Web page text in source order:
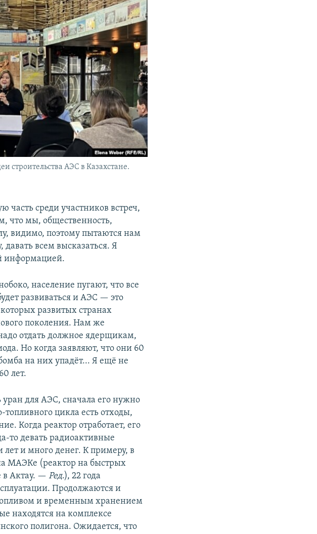
строительства АЭС в Казахстане.
часть среди участников встреч,
что мы, общественность,
видимо, поэтому пытаются нам
всем высказаться. Я
информацией.
население пугают, что все
развиваться и АЭС — это
развитых странах
поколения. Нам же
отдать должное ядерщикам,
Но когда заявляют, что они 60
на них упадёт... Я ещё не
лет.
уран для АЭС, сначала его нужно
цикла есть отходы,
Когда реактор отработает, его
то девать радиоактивные
лет и много денег. К примеру, в
МАЭКе (реактор на быстрых
в Актау. —Ред.), 22 года
Продолжаются и
и временным хранением
находятся на комплексе
полигона. Ожидается, что